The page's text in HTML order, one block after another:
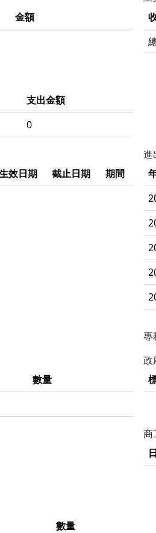
金額
支出金額
0
效日期 截止日期 期間
進
專
數量
政
商
數量